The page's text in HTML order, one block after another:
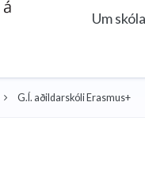
Um
G.Í. aðildarskóli Erasmus+